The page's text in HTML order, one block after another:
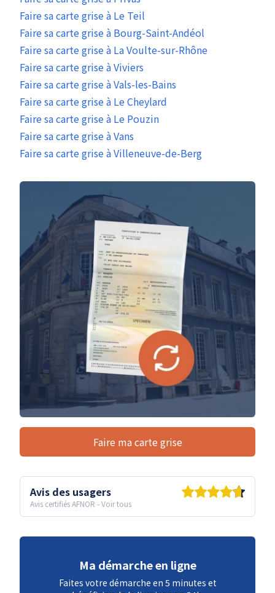
Faire sa carte grise à Le Teil
Faire sa carte grise à Bourg-Saint-Andéol
Faire sa carte grise à La Voulte-sur-Rhône
Faire sa carte grise à Viviers
Faire sa carte grise à Vals-les-Bains
Faire sa carte grise à Le Cheylard
Faire sa carte grise à Le Pouzin
Faire sa carte grise à Vans
Faire sa carte grise à Villeneuve-de-Berg
Faire ma carte grise
Avis des usagers
Avis certifiés AFNOR -Voir tous
Ma démarche en ligne
Faites votre démarche en 5 minutes et